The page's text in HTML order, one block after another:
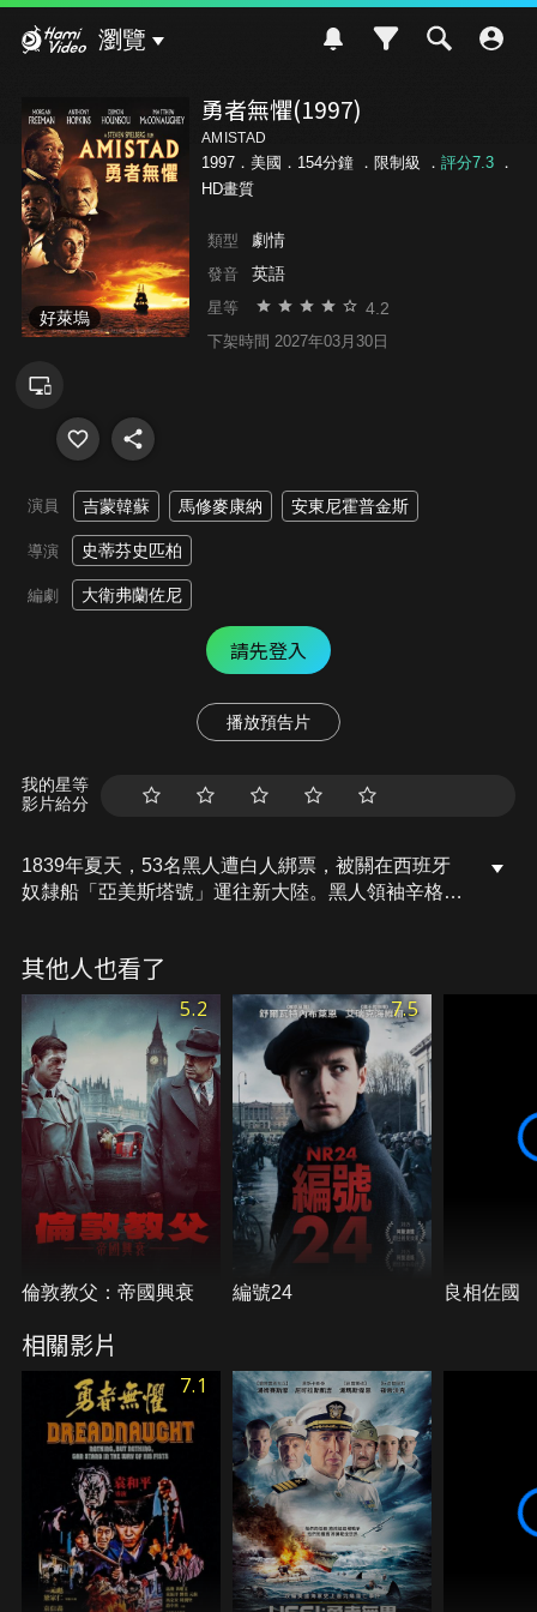
瀏覽
好萊塢
勇者無懼(1997)
AMISTAD
1997．美國．154分鐘 ． 限制級 ． 評分7.3．
HD畫質
類型 劇情
發音 英語
星等 4.2
下架時間 2027年03月30日
演員 吉蒙韓蘇 馬修麥康納 安東尼霍普金斯
導演 史蒂芬史匹柏
編劇 大衛弗蘭佐尼
請先登入
播放預告片
我的星等
影片給分
1839年夏天，53名黑人遭白人綁票，被關在西班牙
奴隸船「亞美斯塔號」運往新大陸。黑人領袖辛格掙
美國。上岸後這些非洲人因謀殺船員的罪名受審判。
起初兩名解放黑奴運動者席德裘森和路易斯泰潘找來
一名年輕律師羅傑包德溫為這些黑人辯護，當時從非
洲走私黑奴是犯法的，於是他證明「亞美斯塔號」上
的黑人來自非洲，他們是非法走私黑奴的受害者，於
是在地方和高等法院都獲判無罪。但當此案成為美國
南北方分裂的象徵，支持奴隸制度的美國總統馬丁范
伯倫為了討好南方保守派勢力，避免美國內戰，於是
指派法官做出不利的裁決，當此案送到最高法院進行
上訴，前任美國總統約翰昆西亞當斯決定挑戰范伯倫
的作法，捍衛美國司法制度的獨立性。但對於受審判
的黑人來說，這和政治無關，他們爭取的是人類天賦
的權利 -- 自由。
其他人也看了
5.2
倫敦教父：帝國興衰
7.5
編號24 良相佐國
相關影片
7.1